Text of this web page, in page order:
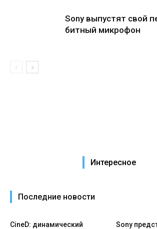
Sony выпустят свой
битный микрофон
Интересное
Последние новости
CineD: динамический
Sony